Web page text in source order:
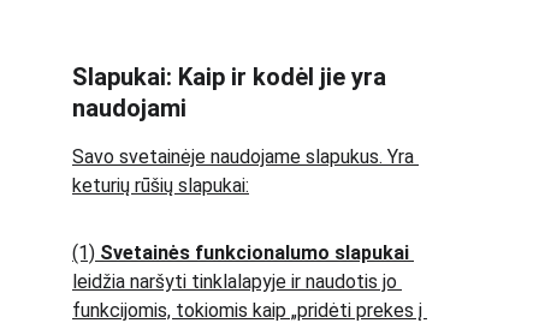
Slapukai: Kaip ir kodėl jie yra
naudojami
Savo svetainėje naudojame slapukus. Yra
keturių rūšių slapukai:
(1) Svetainės funkcionalumo slapukai
leidžia naršyti tinklalapyje ir naudotis jo
funkcijomis, tokiomis kaip „pridėti prekes į